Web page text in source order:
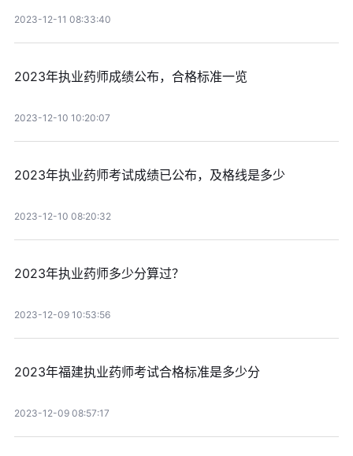
2023-12-11 08:33:40
2023年执业药师成绩公布，合格标准一览
2023-12-10 10:20:07
2023年执业药师考试成绩已公布，及格线是多少
2023-12-10 08:20:32
2023年执业药师多少分算过？
2023-12-09 10:53:56
2023年福建执业药师考试合格标准是多少分
2023-12-09 08:57:17